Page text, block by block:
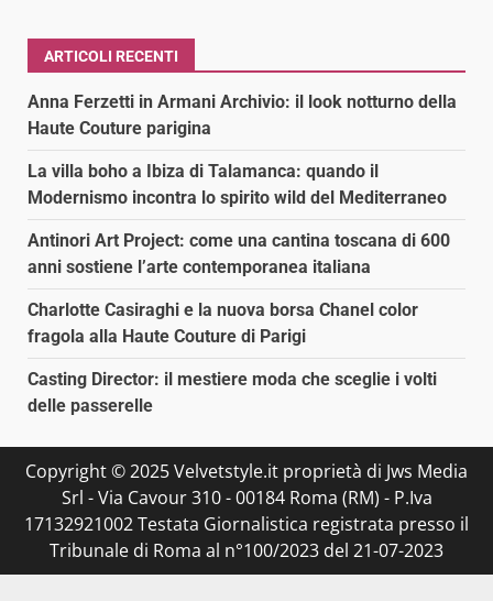
ARTICOLI RECENTI
Anna Ferzetti in Armani Archivio: il look notturno della
Haute Couture parigina
La villa boho a Ibiza di Talamanca: quando il
Modernismo incontra lo spirito wild del Mediterraneo
Antinori Art Project: come una cantina toscana di 600
anni sostiene l’arte contemporanea italiana
Charlotte Casiraghi e la nuova borsa Chanel color
fragola alla Haute Couture di Parigi
Casting Director: il mestiere moda che sceglie i volti
delle passerelle
Copyright © 2025 Velvetstyle.it proprietà di Jws Media
Srl - Via Cavour 310 - 00184 Roma (RM) - P.Iva
17132921002 Testata Giornalistica registrata presso il
Tribunale di Roma al n°100/2023 del 21-07-2023